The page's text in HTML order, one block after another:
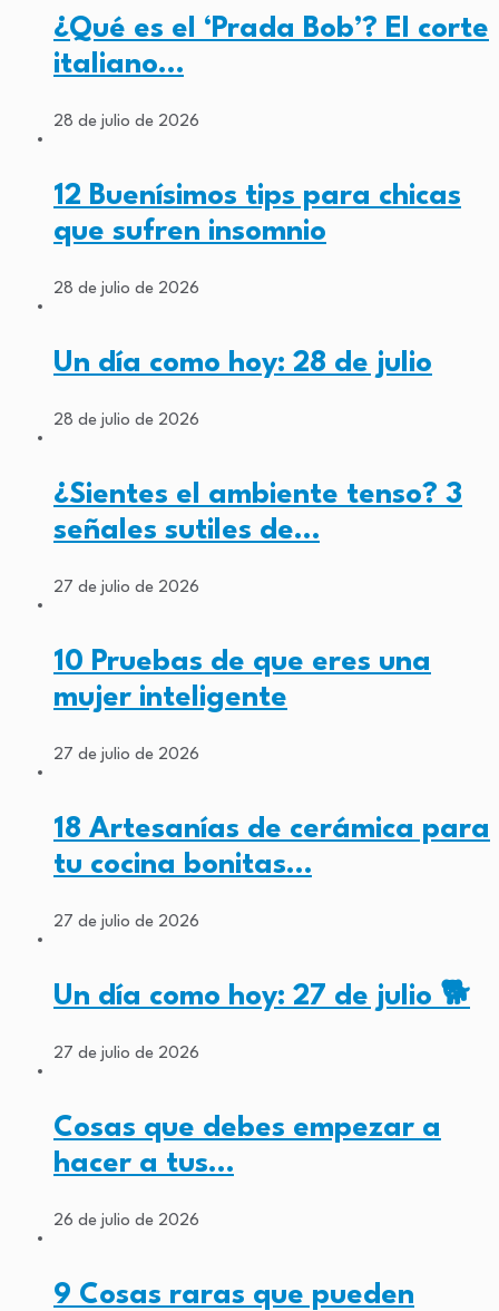
¿Qué es el ‘Prada Bob’? El corte
italiano…
28 de julio de 2026
12 Buenísimos tips para chicas
que sufren insomnio
28 de julio de 2026
Un día como hoy: 28 de julio
28 de julio de 2026
¿Sientes el ambiente tenso? 3
señales sutiles de…
27 de julio de 2026
10 Pruebas de que eres una
mujer inteligente
27 de julio de 2026
18 Artesanías de cerámica para
tu cocina bonitas…
27 de julio de 2026
Un día como hoy: 27 de julio 🐕
27 de julio de 2026
Cosas que debes empezar a
hacer a tus…
26 de julio de 2026
9 Cosas raras que pueden